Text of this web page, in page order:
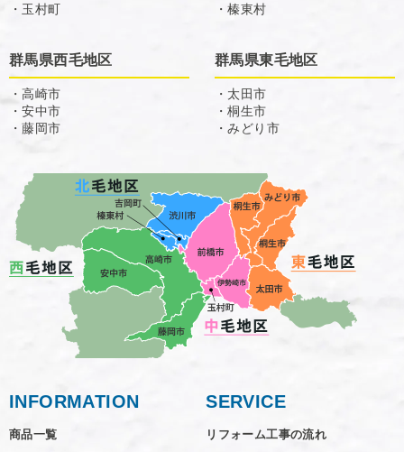
・玉村町
・榛東村
群馬県西毛地区
・高崎市
・安中市
・藤岡市
群馬県東毛地区
・太田市
・桐生市
・みどり市
INFORMATION
商品一覧
SERVICE
リフォーム工事の流れ